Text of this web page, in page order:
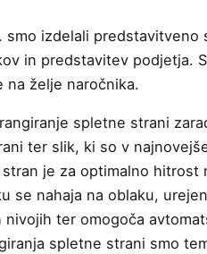
smo izdelali predstavitveno
in predstavitev podjetja.
na želje naročnika.
spletne strani
ter slik, ki so v
je za optimalno hitrost
se nahaja na oblaku,
ter omogoča
spletne strani smo